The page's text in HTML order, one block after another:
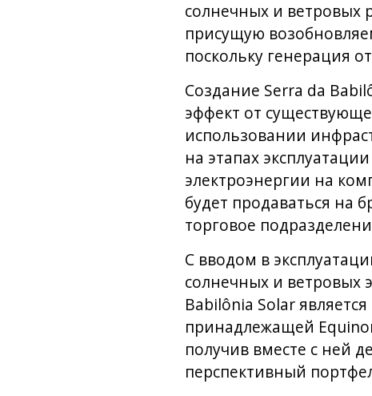
солнечных и ветровых
присущую
поскольку генерация
Создание Serra da
эффект от
использовании
на этапах
электроэнергии на
будет продаваться на
торговое
С вводом в
солнечных и ветровых
Babilônia Solar
принадлежащей
получив вместе с ней
перспективный